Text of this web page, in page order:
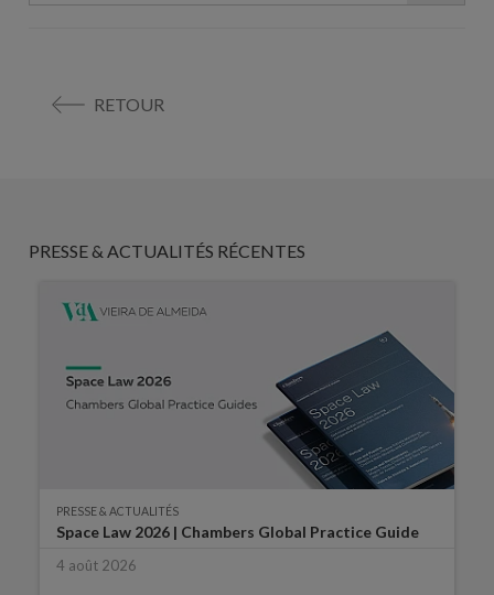
RETOUR
PRESSE & ACTUALITÉS RÉCENTES
PRESSE & ACTUALITÉS
Space Law 2026 | Chambers Global Practice Guide
4 août 2026